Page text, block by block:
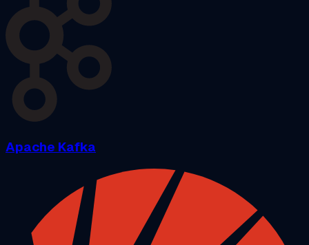
Apache Kafka